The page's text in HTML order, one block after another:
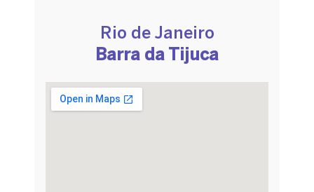
Rio de Janeiro
Barra da Tijuca